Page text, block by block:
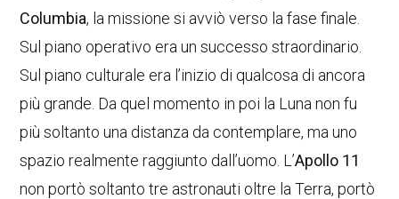
Columbia, la missione si avviò verso la fase finale.
Sul piano operativo era un successo straordinario.
Sul piano culturale era l’inizio di qualcosa di ancora
più grande. Da quel momento in poi la Luna non fu
più soltanto una distanza da contemplare, ma uno
spazio realmente raggiunto dall’uomo. L’Apollo 11
non portò soltanto tre astronauti oltre la Terra, portò